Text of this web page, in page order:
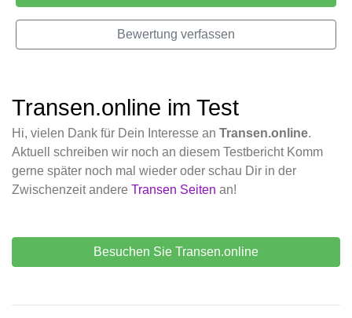
Bewertung verfassen
Transen.online im Test
Hi, vielen Dank für Dein Interesse an Transen.online.
Aktuell schreiben wir noch an diesem Testbericht Komm
gerne später noch mal wieder oder schau Dir in der
Zwischenzeit andere Transen Seiten an!
Besuchen Sie Transen.online